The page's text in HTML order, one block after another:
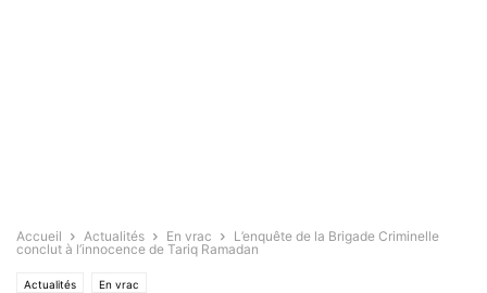
Accueil Actualités En vrac
L’enquête de la Brigade Criminelle
conclut à l’innocence de Tariq Ramadan
Actualités En vrac